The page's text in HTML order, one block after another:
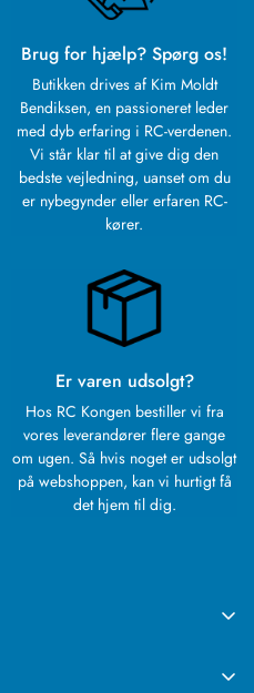
Brug for hjælp? Spørg os!
Butikken drives af Kim Moldt
Bendiksen, en passioneret leder
med dyb erfaring i RC-verdenen.
Vi står klar til at give dig den
bedste vejledning, uanset om du
er nybegynder eller erfaren RC-
kører.
Er varen udsolgt?
Hos RC Kongen bestiller vi fra
vores leverandører flere gange
om ugen. Så hvis noget er udsolgt
på webshoppen, kan vi hurtigt få
det hjem til dig.